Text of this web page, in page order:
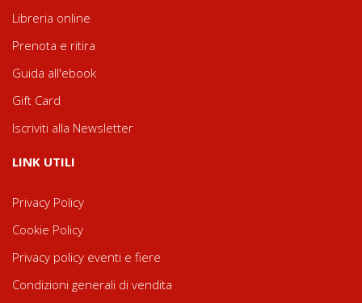
Libreria online
Prenota e ritira
Guida all'ebook
Gift Card
Iscriviti alla Newsletter
LINK UTILI
Privacy Policy
Cookie Policy
Privacy policy eventi e fiere
Condizioni generali di vendita